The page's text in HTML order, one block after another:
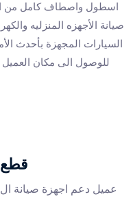
اسطول واصطاف كامل من
صيانة الأجهزه المنزليه
السيارات المجهزة بأحدث
للوصول الى مكان
قطع
عميل دعم اجهزة صيانة